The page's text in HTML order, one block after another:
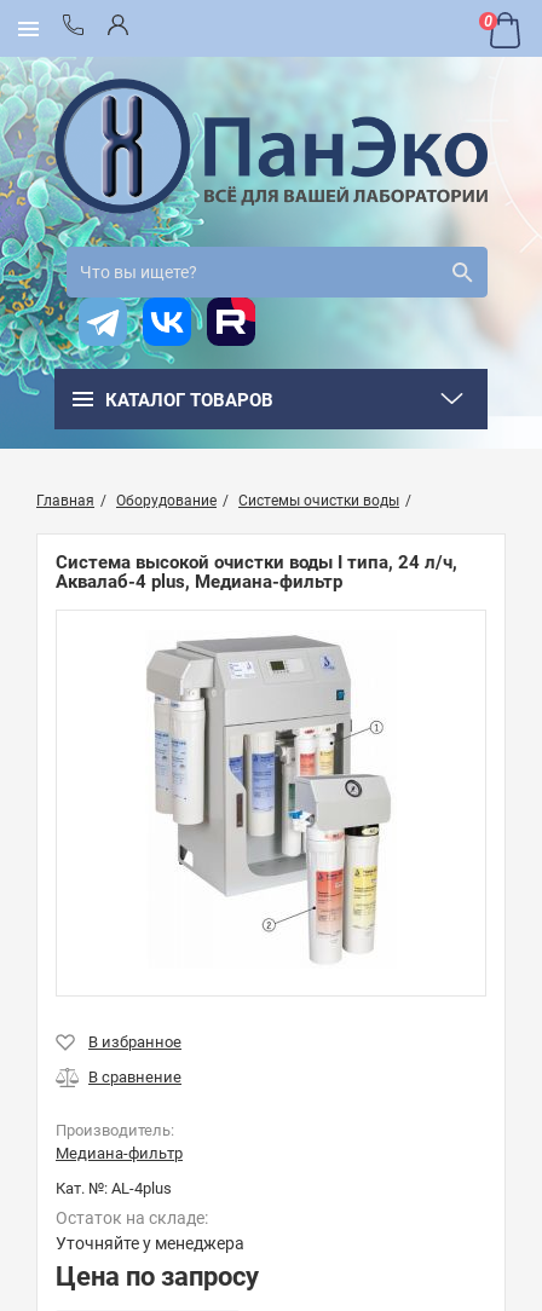
0
КАТАЛОГ ТОВАРОВ
Главная Оборудование Системы очистки воды
Система высокой очистки воды I типа, 24 л/ч,
Аквалаб-4 plus, Медиана-фильтр
Производитель:
Медиана-фильтр
Кат. №: AL-4plus
Остаток на складе:
Уточняйте у менеджера
Цена по запросу